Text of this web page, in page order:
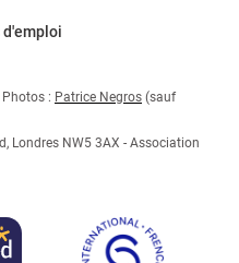
| Photos : Patrice Negros (sauf
Londres NW5 3AX - Association